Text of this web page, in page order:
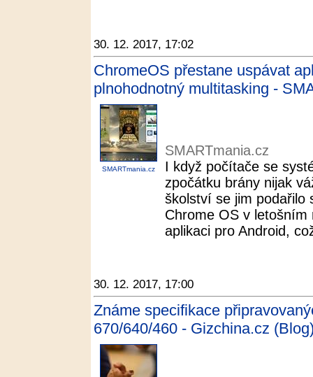
30. 12. 2017, 17:02
ChromeOS přestane uspávat
plnohodnotný multitasking -
SMARTmania.cz
SMARTmania.cz
I když počítače se
zpočátku brány nijak
školství se jim podařilo
Chrome OS v
aplikaci pro Android,
30. 12. 2017, 17:00
Známe specifikace
670/640/460 - Gizchina.cz